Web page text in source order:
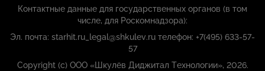
Контактные данные для государственных органов (в том
числе, для Роскомнадзора):
Эл. почта: starhit.ru_legal@shkulev.ru телефон: +7(495) 633-57-
57
Copyright (с) ООО «Шкулёв Диджитал Технологии», 2026.